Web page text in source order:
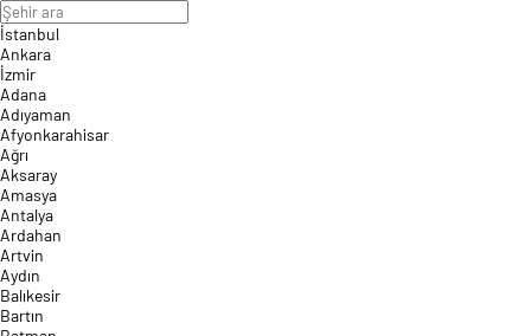
İstanbul
Ankara
İzmir
Adana
Adıyaman
Afyonkarahisar
Ağrı
Aksaray
Amasya
Antalya
Ardahan
Artvin
Aydın
Balıkesir
Bartın